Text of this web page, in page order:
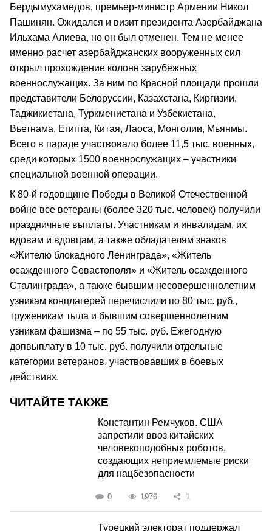
Бердымухамедов, премьер-министр Армении Никол
Пашинян. Ожидался и визит президента Азербайджана
Ильхама Алиева, но он был отменен. Тем не менее
именно расчет азербайджанских вооруженных сил
открыл прохождение колонн зарубежных
военнослужащих. За ним по Красной площади прошли
представители Белоруссии, Казахстана, Киргизии,
Таджикистана, Туркменистана и Узбекистана,
Вьетнама, Египта, Китая, Лаоса, Монголии, Мьянмы.
Всего в параде участвовало более 11,5 тыс. военных,
среди которых 1500 военнослужащих – участники
специальной военной операции.
К 80-й годовщине Победы в Великой Отечественной
войне все ветераны (более 320 тыс. человек) получили
праздничные выплаты. Участникам и инвалидам, их
вдовам и вдовцам, а также обладателям знаков
«Жителю блокадного Ленинграда», «Житель
осажденного Севастополя» и «Житель осажденного
Сталинграда», а также бывшим несовершеннолетним
узникам концлагерей перечислили по 80 тыс. руб.,
труженикам тыла и бывшим совершеннолетним
узникам фашизма – по 55 тыс. руб. Ежегодную
допвыплату в 10 тыс. руб. получили отдельные
категории ветеранов, участвовавших в боевых
действиях.
ЧИТАЙТЕ ТАКЖЕ
Константин Ремчуков. США
запретили ввоз китайских
человекоподобных роботов,
создающих неприемлемые риски
для нацбезопасности
0 1976 1
Турецкий электорат поддержал